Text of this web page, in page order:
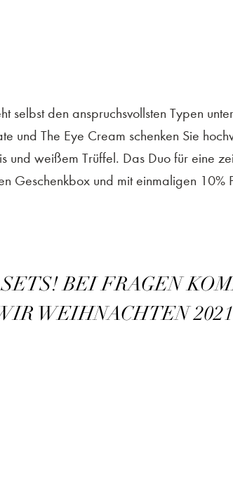
selbst den anspruchsvollsten Typen
und The Eye Cream schenken Sie
und weißem Trüffel. Das Duo für eine
Geschenkbox und mit einmaligen 10%
BEI FRAGEN
WEIHNACHTEN